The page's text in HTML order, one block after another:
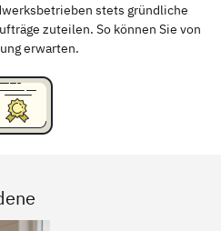
stets gründliche
zuteilen. So können Sie von
erwarten.